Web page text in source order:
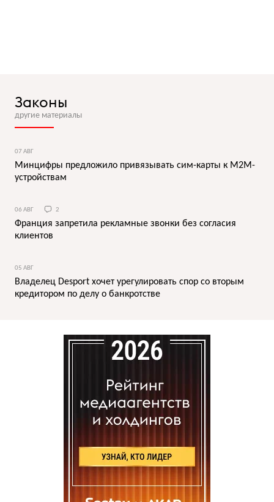
Законы
другие материалы
07 АВГ
Минцифры предложило привязывать сим-карты к M2M-
устройствам
06 АВГ 2
Франция запретила рекламные звонки без согласия
клиентов
05 АВГ
Владелец Desport хочет урегулировать спор со вторым
кредитором по делу о банкротстве